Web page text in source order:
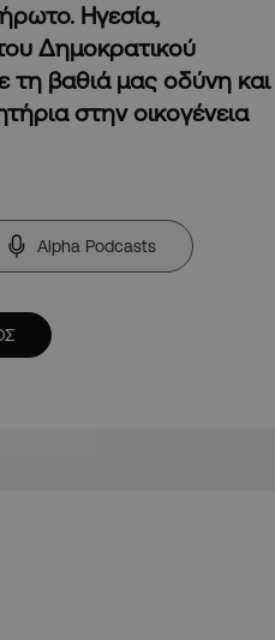
Ηγεσία,
Δημοκρατικού
βαθιά μας οδύνη και
στην οικογένεια
Alpha Podcasts